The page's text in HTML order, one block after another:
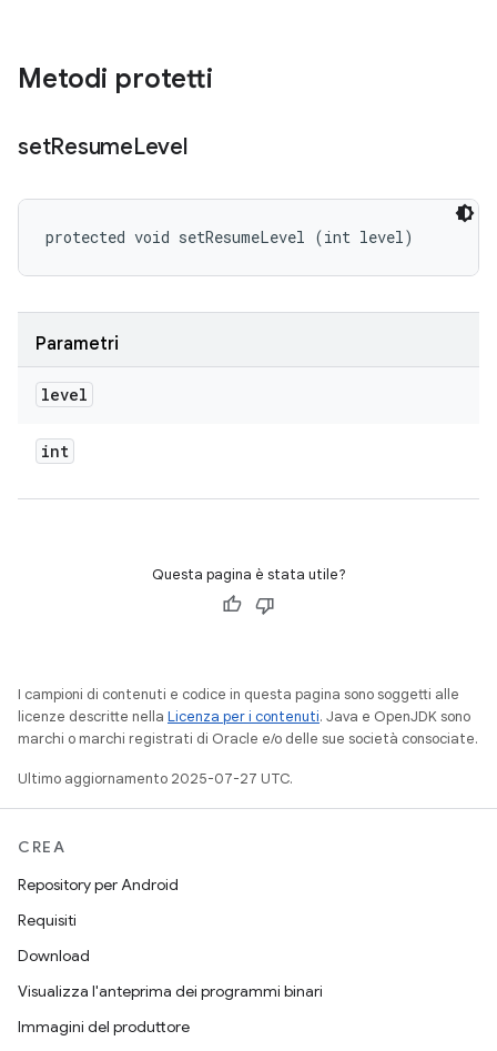
Metodi protetti
setResumeLevel
protected void setResumeLevel (int level)
Parametri
level
int
Questa pagina è stata utile?
I campioni di contenuti e codice in questa pagina sono soggetti alle
licenze descritte nella Licenza per i contenuti. Java e OpenJDK sono
marchi o marchi registrati di Oracle e/o delle sue società consociate.
Ultimo aggiornamento 2025-07-27 UTC.
CREA
Repository per Android
Requisiti
Download
Visualizza l'anteprima dei programmi binari
Immagini del produttore